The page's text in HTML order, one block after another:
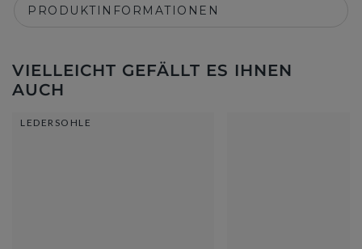
PRODUKTINFORMATIONEN
VIELLEICHT GEFÄLLT ES IHNEN
AUCH
LEDERSOHLE